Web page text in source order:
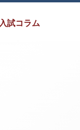
試コラム